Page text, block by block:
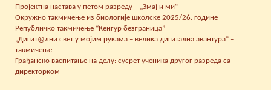
Пројектна настава у петом разреду – „Змај и ми“
Окружно такмичење из биологије школске 2025/26. године
Републичко такмичење “Кенгур безграница”
„Дигит@лни свет у мојим рукама – велика дигитална авантура” –
такмичење
Грађанско васпитање на делу: сусрет ученика другог разреда са
директорком